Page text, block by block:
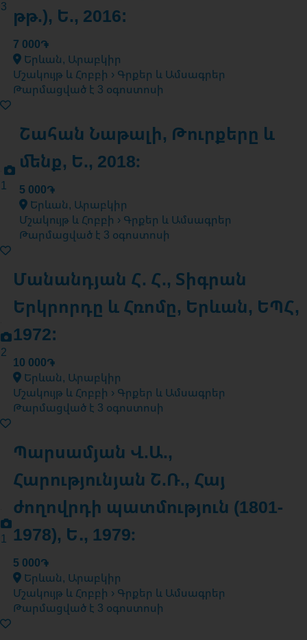
3 թթ.), Ե., 2016:
7 000֏
Երևան, Արաբկիր
Մշակույթ և Հոբբի › Գրքեր և Ամսագրեր
Թարմացված է 3 օգոստոսի
1
Շահան Նաթալի, Թուրքերը և
մենք, Ե., 2018։
5 000֏
Երևան, Արաբկիր
Մշակույթ և Հոբբի › Գրքեր և Ամսագրեր
Թարմացված է 3 օգոստոսի
2
Մանանդյան Հ. Հ., Տիգրան
Երկրորդը և Հռոմը, Երևան, ԵՊՀ,
1972:
10 000֏
Երևան, Արաբկիր
Մշակույթ և Հոբբի › Գրքեր և Ամսագրեր
Թարմացված է 3 օգոստոսի
1
Պարսամյան Վ.Ա.,
Հարությունյան Շ.Ռ., Հայ
ժողովրդի պատմություն (1801-
1978), Ե․, 1979։
5 000֏
Երևան, Արաբկիր
Մշակույթ և Հոբբի › Գրքեր և Ամսագրեր
Թարմացված է 3 օգոստոսի